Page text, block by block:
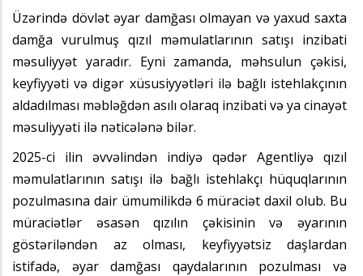
Üzərində dövlət əyar damğası olmayan və yaxud saxta
damğa vurulmuş qızıl məmulatlarının satışı inzibati
məsuliyyət yaradır. Eyni zamanda, məhsulun çəkisi,
keyfiyyəti və digər xüsusiyyətləri ilə bağlı istehlakçının
aldadılması məbləğdən asılı olaraq inzibati və ya cinayət
məsuliyyəti ilə nəticələnə bilər.
2025-ci ilin əvvəlindən indiyə qədər Agentliyə qızıl
məmulatlarının satışı ilə bağlı istehlakçı hüquqlarının
pozulmasına dair ümumilikdə 6 müraciət daxil olub. Bu
müraciətlər əsasən qızılın çəkisinin və əyarının
göstəriləndən az olması, keyfiyyətsiz daşlardan
istifadə, əyar damğası qaydalarının pozulması və